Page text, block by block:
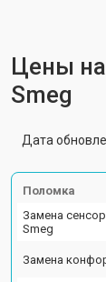
Цены
Smeg
Дата
Поломка
Замена
Smeg
Замена